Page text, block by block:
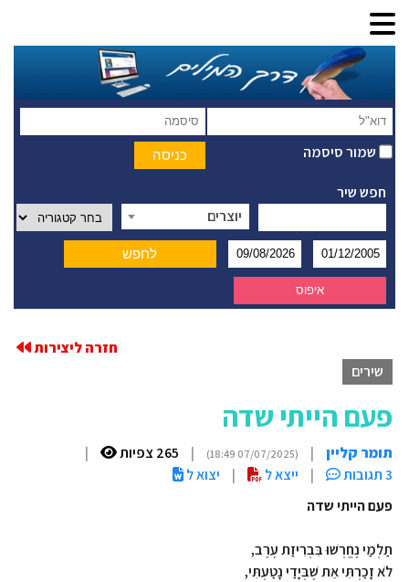
שמור סיסמה
חפש שיר
יוצרים
חזרה ליצירות
שירים
פעם הייתי שדה
תומר קליין |
(07/07/2025 18:49)
| 265 צפיות
|
3 תגובות
| ייצא ל |
יצוא ל
פעם הייתי שדה
תַלְמַי נֶחֱרְשׁוּ בִּבְרִיזַת עֶרֶב,
לֹא זָכַרְתִּי אֵת שֶׁבְּיָדַי נָטַעְתִּי,